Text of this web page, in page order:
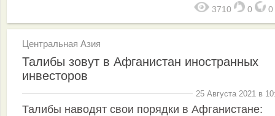
3710 0 0
Центральная Азия
Талибы зовут в Афганистан иностранных
инвесторов
25 Августа 2021 в
Талибы наводят свои порядки в Афганистане: